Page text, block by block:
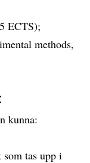
ECTS);
methods,
kunna:
tas upp i